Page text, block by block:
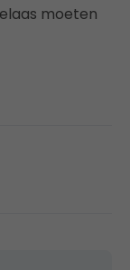
moeten